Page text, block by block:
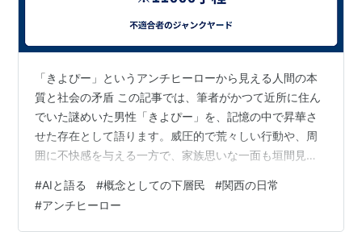
「きよぴー」というアンチヒーローから見える人間の本
質と社会の矛盾 この記事では、筆者がかつて近所に住ん
でいた謎めいた男性「きよぴー」を、記憶の中で昇華さ
せた存在として語ります。威圧的で荒々しい行動や、周
囲に不快感を与える一方で、家族思いな一面も垣間見え
「普遍的な人間性を体現する存在」へと変わっていきま
す。 「きよぴー」は筆者の中で、「教育や啓蒙」といっ
た西欧的な価値観に抗う東洋的な「カオス」や「乱雑
#AIと語る #概念としての下層民 #関西の日常
#アンチヒーロー